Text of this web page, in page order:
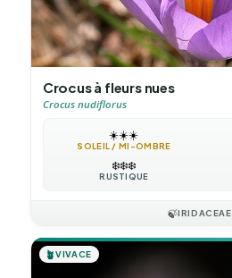
Crocus à fleurs nues
Crocus nudiflorus
☀️☀️☀️
SOLEIL / MI-OMBRE
❄️❄️❄️
RUSTIQUE
🍃IRIDACEAE
🪴VIVACE